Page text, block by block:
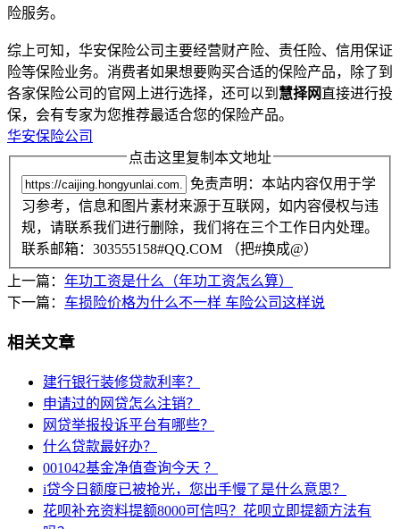
险服务。
综上可知，华安保险公司主要经营财产险、责任险、信用保证
险等保险业务。消费者如果想要购买合适的保险产品，除了到
各家保险公司的官网上进行选择，还可以到 慧择网直接进行投
保，会有专家为您推荐最适合您的保险产品。
华安保险公司
点击这里复制本文地址
免责声明：本站内容仅用于学
习参考，信息和图片素材来源于互联网，如内容侵权与违
规，请联系我们进行删除，我们将在三个工作日内处理。
联系邮箱：303555158#QQ.COM （把#换成@）
上一篇： 年功工资是什么（年功工资怎么算）
下一篇： 车损险价格为什么不一样 车险公司这样说
相关文章
建行银行装修贷款利率？
申请过的网贷怎么注销？
网贷举报投诉平台有哪些？
什么贷款最好办？
001042基金净值查询今天 ？
i贷今日额度已被抢光，您出手慢了是什么意思？
花呗补充资料提额8000可信吗？花呗立即提额方法有